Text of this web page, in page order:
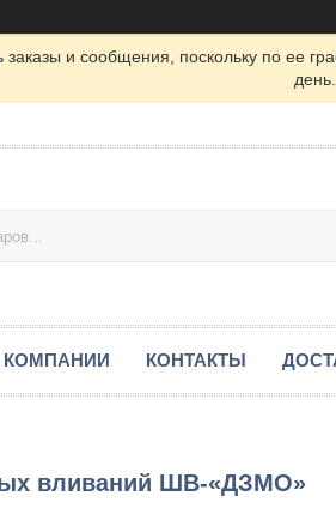
и сообщения, поскольку по ее
день.
КОМПАНИИ КОНТАКТЫ
вливаний ШВ-«ДЗМО»